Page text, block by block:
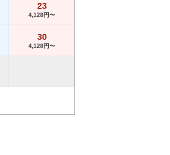
23
4,128円〜
30
4,128円〜